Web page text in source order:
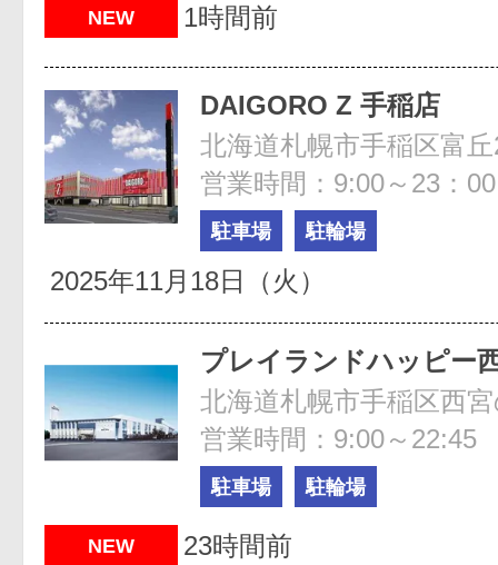
NEW 1時間前
DAIGORO Z 手稲店
営業時間：9:00～23：00
駐車場 駐輪場
2025年11月18日（火）
プレイランドハッピー
営業時間：9:00～22:45
駐車場 駐輪場
NEW 23時間前